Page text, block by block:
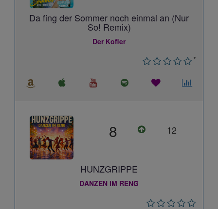
Da fing der Sommer noch einmal an (Nur
So! Remix)
Der Kofler
*
8 12
HUNZGRIPPE
DANZEN IM RENG